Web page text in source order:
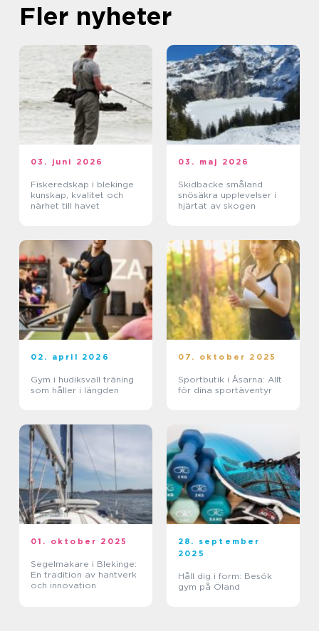
Fler nyheter
03. juni 2026
Fiskeredskap i blekinge
kunskap, kvalitet och
närhet till havet
03. maj 2026
Skidbacke småland
snösäkra upplevelser i
hjärtat av skogen
02. april 2026
Gym i hudiksvall träning
som håller i längden
07. oktober 2025
Sportbutik i Åsarna: Allt
för dina sportäventyr
01. oktober 2025
Segelmakare i Blekinge:
En tradition av hantverk
och innovation
28. september
2025
Håll dig i form: Besök
gym på Öland